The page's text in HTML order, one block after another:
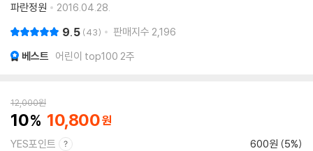
파란정원
2016.04.28.
9.5 43 판매지수 2,196
베스트 어린이 top100 2주
12,000원
10 10,800
YES포인트 600원 (5%)